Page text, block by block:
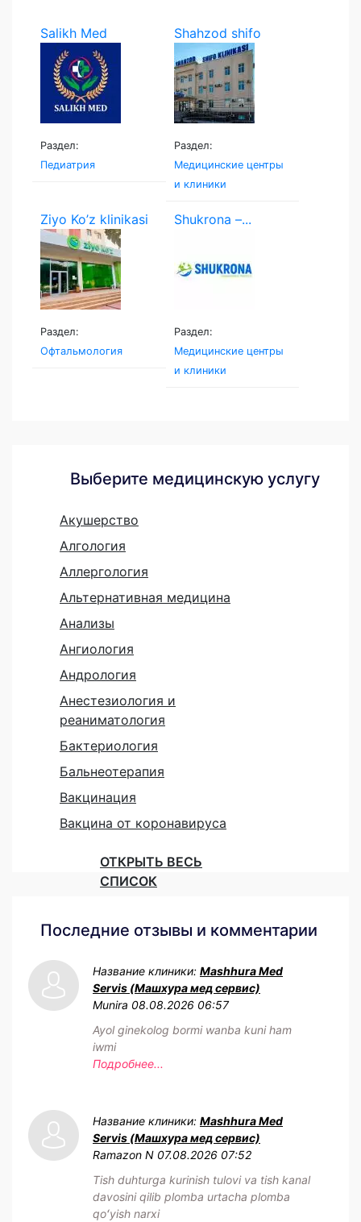
Salikh Med
Раздел:
Педиатрия
Shahzod shifo
klinikasi
Раздел:
Медицинские центры
и клиники
Ziyo Ko’z klinikasi
Раздел:
Офтальмология
Shukrona –...
Раздел:
Медицинские центры
и клиники
Выберите медицинскую услугу
Акушерство
Алгология
Аллергология
Альтернативная медицина
Анализы
Ангиология
Андрология
Анестезиология и
реаниматология
Бактериология
Бальнеотерапия
Вакцинация
Вакцина от коронавируса
ОТКРЫТЬ ВЕСЬ
СПИСОК
Последние отзывы и комментарии
Название клиники: Mashhura Med
Servis (Машхура мед сервис)
Munira 08.08.2026 06:57
Ayol ginekolog bormi wanba kuni ham
iwmi
Подробнее...
Название клиники: Mashhura Med
Servis (Машхура мед сервис)
Ramazon N 07.08.2026 07:52
Tish duhturga kurinish tulovi va tish kanal
davosini qilib plomba urtacha plomba
qoʻyish narxi